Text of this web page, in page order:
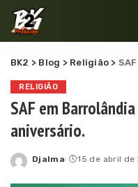
BK2 > Blog > Religião > SAF
RELIGIÃO
SAF em
aniversário.
Posted
Djalma 15 de abril de